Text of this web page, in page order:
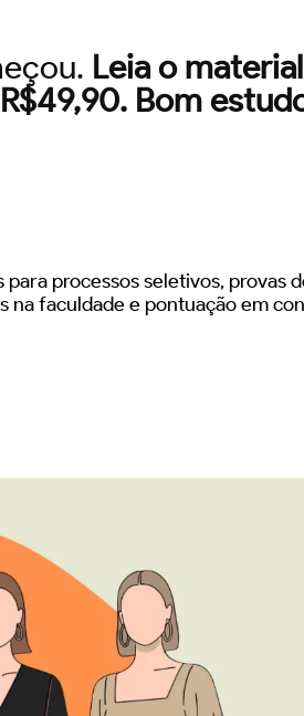
Leia o material
Bom
processos seletivos, provas
na faculdade e pontuação em